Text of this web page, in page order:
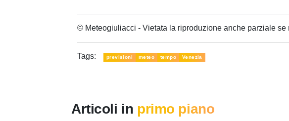
© Meteogiuliacci - Vietata la riproduzione anche parziale se
Tags: previsioni meteo tempo Venezia
Articoli in primo piano